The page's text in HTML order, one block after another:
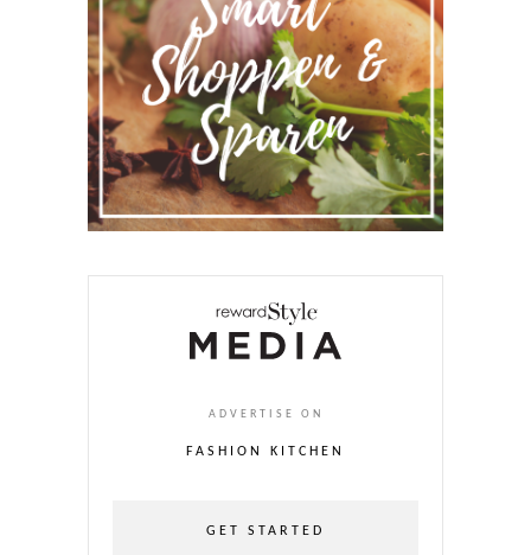
ADVERTISE ON
FASHION KITCHEN
GET STARTED